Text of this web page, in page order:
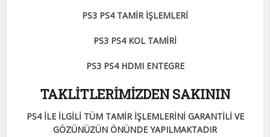
PS3 PS4 TAMİR İŞLEMLERİ
PS3 PS4 KOL TAMİRİ
PS3 PS4 HDMI ENTEGRE
TAKLİTLERİMİZDEN SAKININ
PS4 İLE İLGİLİ TÜM TAMİR İŞLEMLERİNİ GARANTİLİ VE
GÖZÜNÜZÜN ÖNÜNDE YAPILMAKTADIR